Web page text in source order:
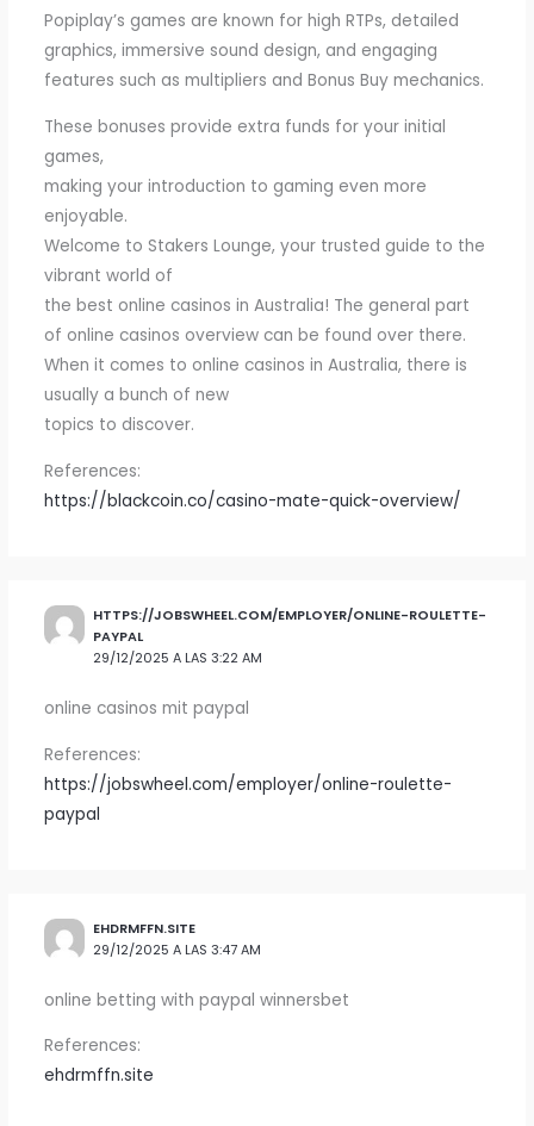
Popiplay’s games are known for high RTPs, detailed
graphics, immersive sound design, and engaging
features such as multipliers and Bonus Buy mechanics.
These bonuses provide extra funds for your initial
games,
making your introduction to gaming even more
enjoyable.
Welcome to Stakers Lounge, your trusted guide to the
vibrant world of
the best online casinos in Australia! The general part
of online casinos overview can be found over there.
When it comes to online casinos in Australia, there is
usually a bunch of new
topics to discover.
References:
https://blackcoin.co/casino-mate-quick-overview/
HTTPS://JOBSWHEEL.COM/EMPLOYER/ONLINE-ROULETTE-
PAYPAL
29/12/2025 A LAS 3:22 AM
online casinos mit paypal
References:
https://jobswheel.com/employer/online-roulette-
paypal
EHDRMFFN.SITE
29/12/2025 A LAS 3:47 AM
online betting with paypal winnersbet
References:
ehdrmffn.site